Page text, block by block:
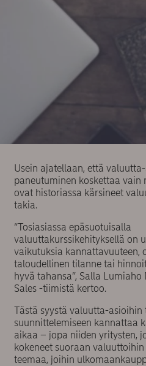
Usein ajatellaan, että
paneutuminen koskettaa vain
ovat historiassa kärsineet
takia.
“Tosiasiassa epäsuotuisalla
valuuttakurssikehityksellä on
vaikutuksia kannattavuuteen,
taloudellinen tilanne tai
hyvä tahansa”, Salla
Sales -tiimistä kertoo.
Tästä syystä valuutta-asioihin
suunnittelemiseen kannattaa
aikaa – jopa niiden yritysten,
kokeneet suoraan
teemaa, joihin